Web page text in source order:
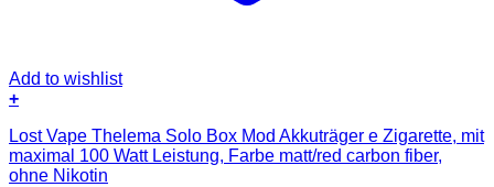
Add to wishlist
+
Lost Vape Thelema Solo Box Mod Akkuträger e Zigarette, mit
maximal 100 Watt Leistung, Farbe matt/red carbon fiber,
ohne Nikotin